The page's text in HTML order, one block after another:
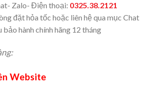
Zalo- Điện thoại: 0325.38.2121
đặt hỏa tốc hoặc liên hệ qua mục Chat
hành chính hãng 12 tháng
Website